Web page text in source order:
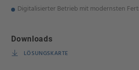
Digitalisierter Betrieb mit modernsten
Downloads
LÖSUNGSKARTE